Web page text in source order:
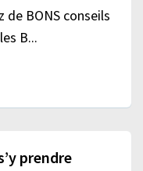
de BONS conseils
B...
prendre